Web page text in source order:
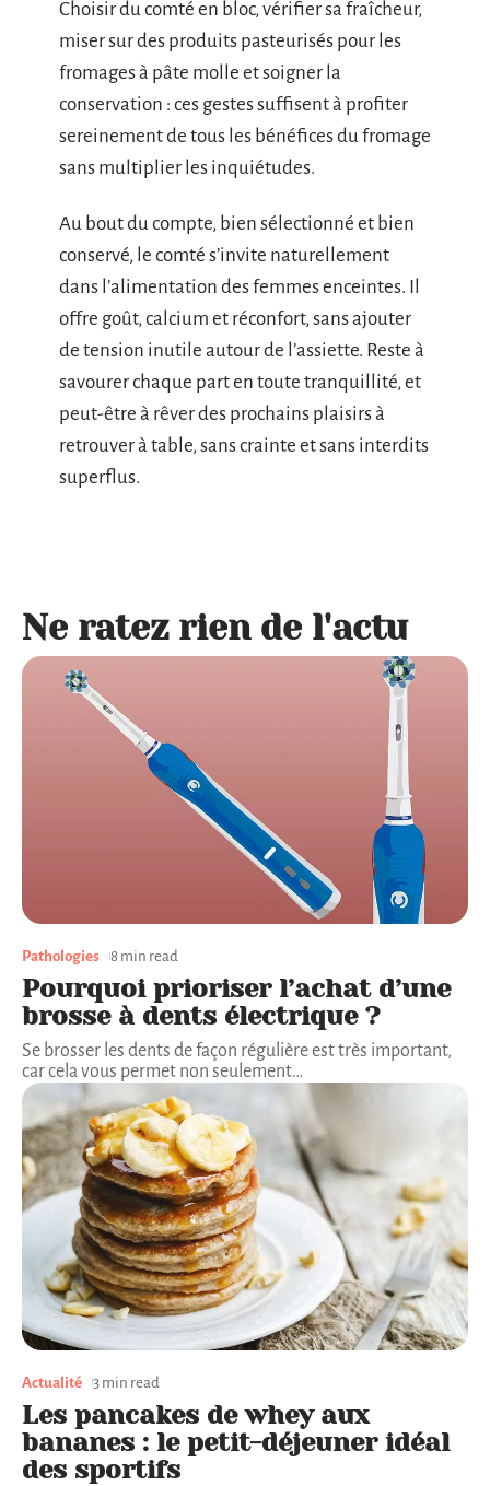
Choisir du comté en bloc, vérifier sa fraîcheur,
miser sur des produits pasteurisés pour les
fromages à pâte molle et soigner la
conservation : ces gestes suffisent à profiter
sereinement de tous les bénéfices du fromage
sans multiplier les inquiétudes.
Au bout du compte, bien sélectionné et bien
conservé, le comté s’invite naturellement
dans l’alimentation des femmes enceintes. Il
offre goût, calcium et réconfort, sans ajouter
de tension inutile autour de l’assiette. Reste à
savourer chaque part en toute tranquillité, et
peut-être à rêver des prochains plaisirs à
retrouver à table, sans crainte et sans interdits
superflus.
Ne ratez rien de l'actu
Pathologies 8 min read
Pourquoi prioriser l’achat d’une
brosse à dents électrique ?
Se brosser les dents de façon régulière est très important,
car cela vous permet non seulement…
Actualité 3 min read
Les pancakes de whey aux
bananes : le petit-déjeuner idéal
des sportifs